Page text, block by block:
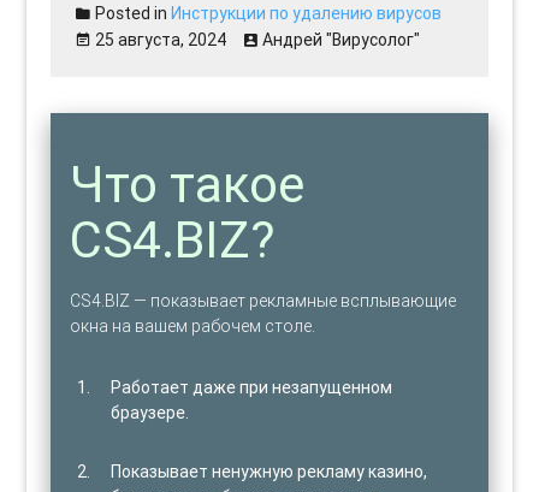
Posted inИнструкции по удалению вирусов
25 августа, 2024
Андрей "Вирусолог"
Что такое
CS4.BIZ?
CS4.BIZ — показывает рекламные всплывающие
окна на вашем рабочем столе.
Работает даже при незапущенном
браузере.
Показывает ненужную рекламу казино,